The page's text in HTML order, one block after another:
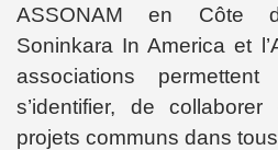
ASSONAM en Côte
Soninkara In America et
associations
s’identifier, de
projets communs dans